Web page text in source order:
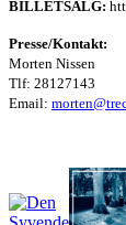
BILLETSALG:
Presse/Kontakt:
Morten Nissen
Tlf: 28127143
Email: